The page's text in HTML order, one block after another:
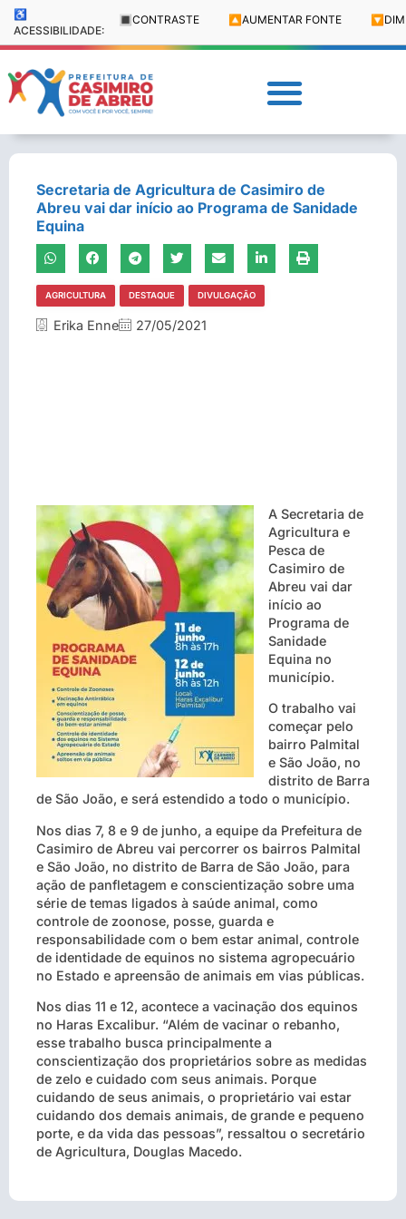
♿
ACESSIBILIDADE:
🔳 CONTRASTE 🔼 AUMENTAR FONTE 🔽
Secretaria de Agricultura de Casimiro de
Abreu vai dar início ao Programa de Sanidade
Equina
AGRICULTURA DESTAQUE DIVULGAÇÃO
Erika Enne 27/05/2021
A Secretaria de
Agricultura e
Pesca de
Casimiro de
Abreu vai dar
início ao
Programa de
Sanidade
Equina no
município.
O trabalho vai
começar pelo
bairro Palmital
e São João, no
distrito de Barra
de São João, e será estendido a todo o município.
Nos dias 7, 8 e 9 de junho, a equipe da Prefeitura de
Casimiro de Abreu vai percorrer os bairros Palmital
e São João, no distrito de Barra de São João, para
ação de panfletagem e conscientização sobre uma
série de temas ligados à saúde animal, como
controle de zoonose, posse, guarda e
responsabilidade com o bem estar animal, controle
de identidade de equinos no sistema agropecuário
no Estado e apreensão de animais em vias públicas.
Nos dias 11 e 12, acontece a vacinação dos equinos
no Haras Excalibur. “Além de vacinar o rebanho,
esse trabalho busca principalmente a
conscientização dos proprietários sobre as medidas
de zelo e cuidado com seus animais. Porque
cuidando de seus animais, o proprietário vai estar
cuidando dos demais animais, de grande e pequeno
porte, e da vida das pessoas”, ressaltou o secretário
de Agricultura, Douglas Macedo.